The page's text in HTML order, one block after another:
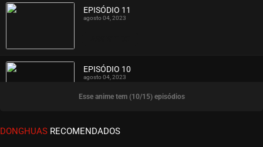
EPISÓDIO 11
agosto 04, 2023
ASSISTIDO
EPISÓDIO 10
agosto 04, 2023
EPISÓDIO 09
Esse anime tem (10/15) episódios
DONGHUAS RECOMENDADOS